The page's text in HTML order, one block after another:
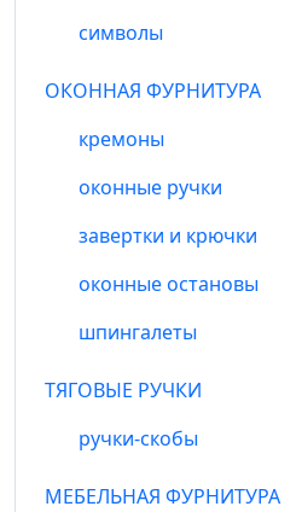
символы
ОКОННАЯ ФУРНИТУРА
кремоны
оконные ручки
завертки и крючки
оконные остановы
шпингалеты
ТЯГОВЫЕ РУЧКИ
ручки-скобы
МЕБЕЛЬНАЯ ФУРНИТУРА